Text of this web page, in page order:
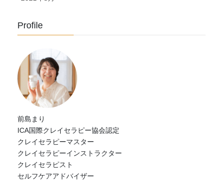
Profile
前島まり
ICA国際クレイセラピー協会認定
クレイセラピーマスター
クレイセラピーインストラクター
クレイセラピスト
セルフケアアドバイザー